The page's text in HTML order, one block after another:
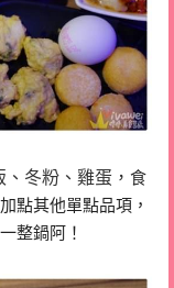
冬粉、雞蛋， 食
點其他單點品項，
整鍋阿！